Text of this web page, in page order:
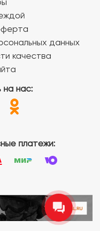
данных
качества
на нас:
платежи: